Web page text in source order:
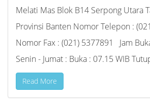
Melati Mas Blok B14 Serpong Utara
Provinsi Banten Nomor Telepon :
Nomor Fax : (021) 5377891 Jam
Senin - Jumat : Buka : 07.15 WIB
Read More